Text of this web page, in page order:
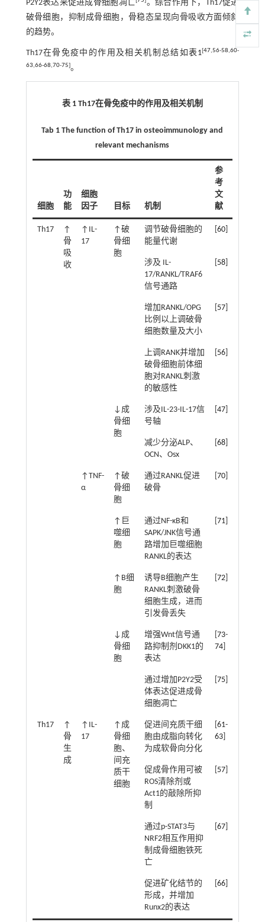
P2Y2表达来促进成骨细胞凋亡
。综合作用下，Th17促进
破骨细胞，抑制成骨细胞，骨稳态呈现向骨吸收方面倾斜
的趋势。
Th17在骨免疫中的作用及相关机制总结如表1[47,56-58,60-
63,66-68,70-75]。
表 1 Th17在骨免疫中的作用及相关机制
Tab 1 The function of Th17 in osteoimmunology and
relevant mechanisms
细胞
功
能
细胞
因子
目标 机制
参
考
文
献
Th17
↑
骨
吸
收
↑IL-
17
↑破
骨细
胞
调节破骨细胞的
能量代谢
60]
涉及 IL-
17/RANKL/TRAF6
信号通路
58]
增加RANKL/OPG
比例以上调破骨
细胞数量及大小
57]
上调RANK并增加
破骨细胞前体细
胞对RANKL刺激
的敏感性
56]
↓成
骨细
胞
涉及IL-23-IL-17信
号轴
47]
减少分泌ALP、
OCN、Osx
68]
↑TNF-
α
↑破
骨细
胞
通过RANKL促进
破骨
70]
↑巨
噬细
胞
通过NF-κB和
SAPK/JNK信号通
路增加巨噬细胞
RANKL的表达
71]
↑B细
胞
诱导B细胞产生
RANKL刺激破骨
细胞生成，进而
引发骨丢失
72]
↓成
骨细
胞
增强Wnt信号通
路抑制剂DKK1的
表达
73-
74]
通过增加P2Y2受
体表达促进成骨
细胞凋亡
75]
Th17
↑
骨
生
成
↑IL-
17
↑成
骨细
胞、
间充
质干
细胞
促进间充质干细
胞由成脂向转化
为成软骨向分化
61-
63]
促成骨作用可被
ROS清除剂或
Act1的敲除所抑
制
57]
通过p-STAT3与
NRF2相互作用抑
制成骨细胞铁死
亡
67]
促进矿化结节的
形成，并增加
Runx2的表达
66]